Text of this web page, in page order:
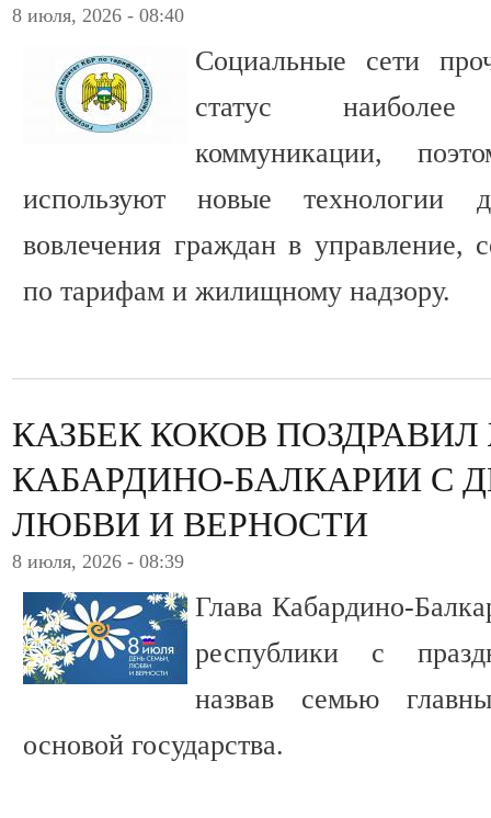
8 июля, 2026 - 08:40
Социальные сети
статус
коммуникации,
используют новые технологии
вовлечения граждан в управление,
по тарифам и жилищному надзору.
КАЗБЕК КОКОВ
КАБАРДИНО-БАЛКАРИИ С
ЛЮБВИ И ВЕРНОСТИ
8 июля, 2026 - 08:39
Глава Кабардино-
республики с
назвав семью
основой государства.